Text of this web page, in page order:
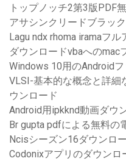
トップノッチ2第3版PDF
アサシンクリードブラッ
Lagu ndx rhoma iramaフ
ダウンロードvbaへのmac
Windows 10用のAndroid
VLSI-基本的な概念と詳細
ウンロード
Android用ipkknd動画ダウ
Br gupta pdfによる無料の
Ncisシーズン16ダウンロ
Codonixアプリのダウンロ